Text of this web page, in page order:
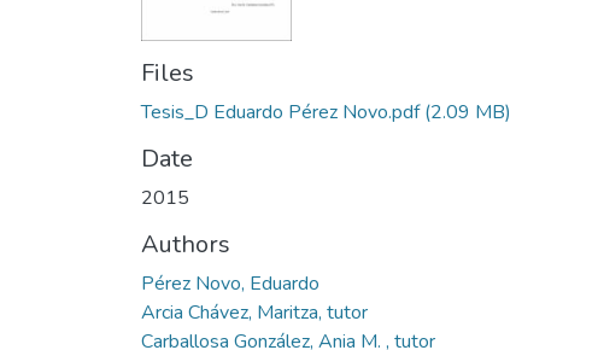
Files
Tesis_D Eduardo Pérez Novo.pdf(2.09 MB)
Date
2015
Authors
Pérez Novo, Eduardo
Arcia Chávez, Maritza, tutor
Carballosa González, Ania M. , tutor